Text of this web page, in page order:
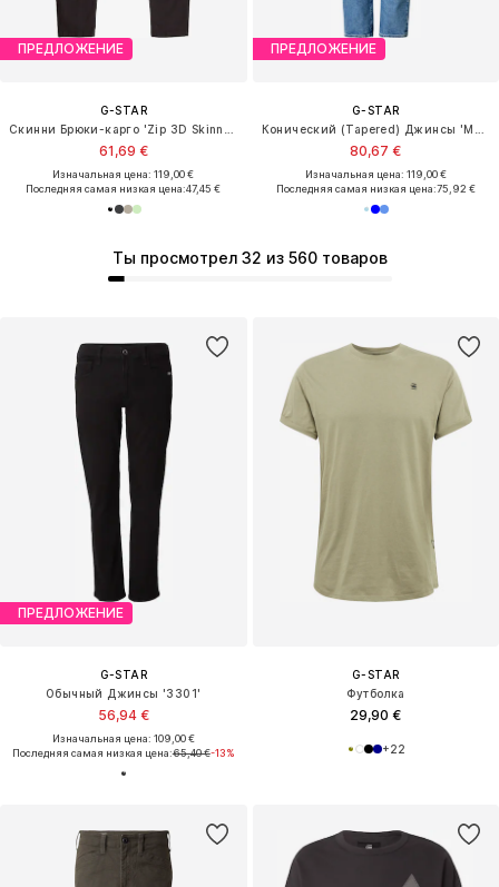
ПРЕДЛОЖЕНИЕ
G-STAR
61,69 €
Изначальная цена: 119,00 €
Последняя самая низкая цена:47,45 €
ПРЕДЛОЖЕНИЕ
G-STAR
80,67 €
Изначальная цена: 119,00 €
Последняя самая низкая цена:75,92 €
ПРЕДЛОЖЕНИЕ
G-STAR
Обычный Джинсы '3301'
56,94 €
Изначальная цена: 109,00 €
Последняя самая низкая цена:65,40 €-13%
G-STAR
Футболка
29,90 €
+22
Ты просмотрел 32 из 560 товаров